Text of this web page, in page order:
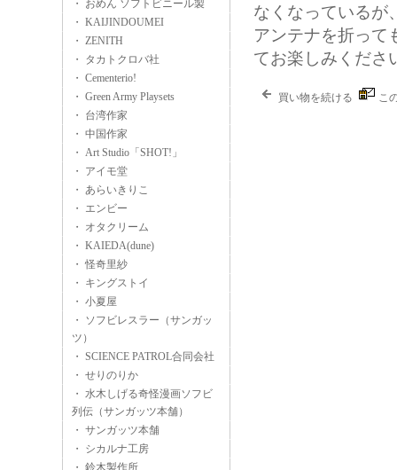
・ おめん ソフトビニール製
・ KAIJINDOUMEI
・ ZENITH
・ タカトクロバ社
・ Cementerio!
・ Green Army Playsets
・ 台湾作家
・ 中国作家
・ Art Studio「SHOT!」
・ アイモ堂
・ あらいきりこ
・ エンビー
・ オタクリーム
・ KAIEDA(dune)
・ 怪奇里紗
・ キングストイ
・ 小夏屋
・ ソフビレスラー（サンガッ
ツ）
・ SCIENCE PATROL合同会社
・ せりのりか
・ 水木しげる奇怪漫画ソフビ
列伝（サンガッツ本舗）
・ サンガッツ本舗
・ シカルナ工房
・ 鈴木製作所
なくなっているが
アンテナを折って
てお楽しみくださ
買い物を続ける こ